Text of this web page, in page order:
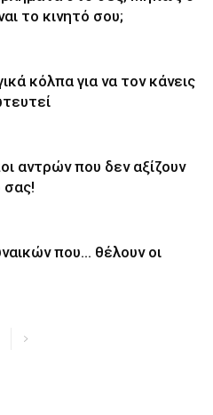
το κινητό σου;
κόλπα για να τον κάνεις
αντρών που δεν αξίζουν
σας!
που… θέλουν οι